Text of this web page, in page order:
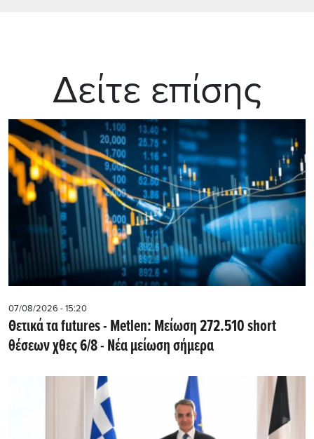
Δείτε επίσης
07/08/2026 - 15:20
Θετικά τα futures - Metlen: Μείωση 272.510 short
θέσεων χθες 6/8 - Νέα μείωση σήμερα